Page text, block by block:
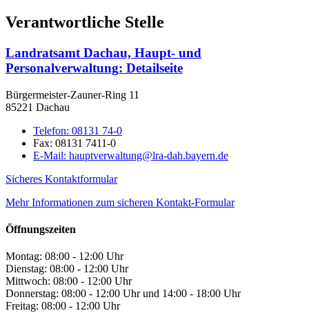
Verantwortliche Stelle
Landratsamt Dachau, Haupt- und
Personalverwaltung: Detailseite
Bürgermeister-Zauner-Ring 11
85221 Dachau
Telefon: 08131 74-0
Fax: 08131 7411-0
E-Mail: hauptverwaltung@lra-dah.bayern.de
Sicheres Kontaktformular
Mehr Informationen zum sicheren Kontakt-Formular
Öffnungszeiten
Montag: 08:00 - 12:00 Uhr
Dienstag: 08:00 - 12:00 Uhr
Mittwoch: 08:00 - 12:00 Uhr
Donnerstag: 08:00 - 12:00 Uhr und 14:00 - 18:00 Uhr
Freitag: 08:00 - 12:00 Uhr